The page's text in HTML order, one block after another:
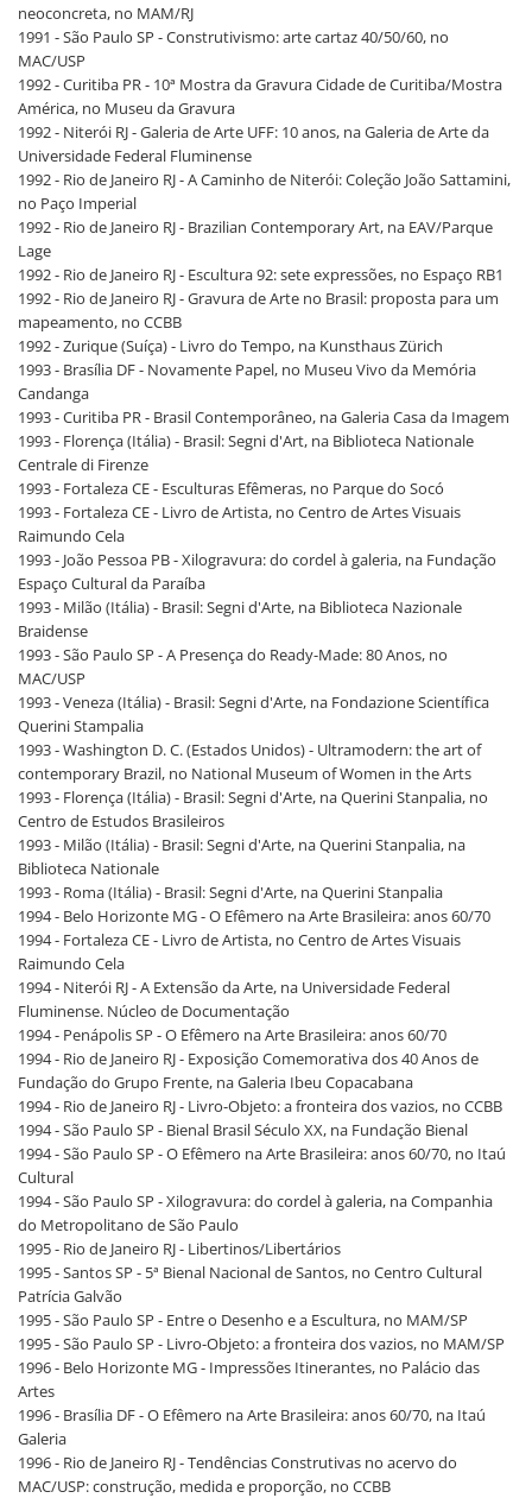
neoconcreta, no MAM/RJ
1991 - São Paulo SP - Construtivismo: arte cartaz 40/50/60, no
MAC/USP
1992 - Curitiba PR - 10ª Mostra da Gravura Cidade de Curitiba/Mostra
América, no Museu da Gravura
1992 - Niterói RJ - Galeria de Arte UFF: 10 anos, na Galeria de Arte da
Universidade Federal Fluminense
1992 - Rio de Janeiro RJ - A Caminho de Niterói: Coleção João Sattamini,
no Paço Imperial
1992 - Rio de Janeiro RJ - Brazilian Contemporary Art, na EAV/Parque
Lage
1992 - Rio de Janeiro RJ - Escultura 92: sete expressões, no Espaço RB1
1992 - Rio de Janeiro RJ - Gravura de Arte no Brasil: proposta para um
mapeamento, no CCBB
1992 - Zurique (Suíça) - Livro do Tempo, na Kunsthaus Zürich
1993 - Brasília DF - Novamente Papel, no Museu Vivo da Memória
Candanga
1993 - Curitiba PR - Brasil Contemporâneo, na Galeria Casa da Imagem
1993 - Florença (Itália) - Brasil: Segni d'Art, na Biblioteca Nationale
Centrale di Firenze
1993 - Fortaleza CE - Esculturas Efêmeras, no Parque do Socó
1993 - Fortaleza CE - Livro de Artista, no Centro de Artes Visuais
Raimundo Cela
1993 - João Pessoa PB - Xilogravura: do cordel à galeria, na Fundação
Espaço Cultural da Paraíba
1993 - Milão (Itália) - Brasil: Segni d'Arte, na Biblioteca Nazionale
Braidense
1993 - São Paulo SP - A Presença do Ready-Made: 80 Anos, no
MAC/USP
1993 - Veneza (Itália) - Brasil: Segni d'Arte, na Fondazione Scientífica
Querini Stampalia
1993 - Washington D. C. (Estados Unidos) - Ultramodern: the art of
contemporary Brazil, no National Museum of Women in the Arts
1993 - Florença (Itália) - Brasil: Segni d'Arte, na Querini Stanpalia, no
Centro de Estudos Brasileiros
1993 - Milão (Itália) - Brasil: Segni d'Arte, na Querini Stanpalia, na
Biblioteca Nationale
1993 - Roma (Itália) - Brasil: Segni d'Arte, na Querini Stanpalia
1994 - Belo Horizonte MG - O Efêmero na Arte Brasileira: anos 60/70
1994 - Fortaleza CE - Livro de Artista, no Centro de Artes Visuais
Raimundo Cela
1994 - Niterói RJ - A Extensão da Arte, na Universidade Federal
Fluminense. Núcleo de Documentação
1994 - Penápolis SP - O Efêmero na Arte Brasileira: anos 60/70
1994 - Rio de Janeiro RJ - Exposição Comemorativa dos 40 Anos de
Fundação do Grupo Frente, na Galeria Ibeu Copacabana
1994 - Rio de Janeiro RJ - Livro-Objeto: a fronteira dos vazios, no CCBB
1994 - São Paulo SP - Bienal Brasil Século XX, na Fundação Bienal
1994 - São Paulo SP - O Efêmero na Arte Brasileira: anos 60/70, no Itaú
Cultural
1994 - São Paulo SP - Xilogravura: do cordel à galeria, na Companhia
do Metropolitano de São Paulo
1995 - Rio de Janeiro RJ - Libertinos/Libertários
1995 - Santos SP - 5ª Bienal Nacional de Santos, no Centro Cultural
Patrícia Galvão
1995 - São Paulo SP - Entre o Desenho e a Escultura, no MAM/SP
1995 - São Paulo SP - Livro-Objeto: a fronteira dos vazios, no MAM/SP
1996 - Belo Horizonte MG - Impressões Itinerantes, no Palácio das
Artes
1996 - Brasília DF - O Efêmero na Arte Brasileira: anos 60/70, na Itaú
Galeria
1996 - Rio de Janeiro RJ - Tendências Construtivas no acervo do
MAC/USP: construção, medida e proporção, no CCBB